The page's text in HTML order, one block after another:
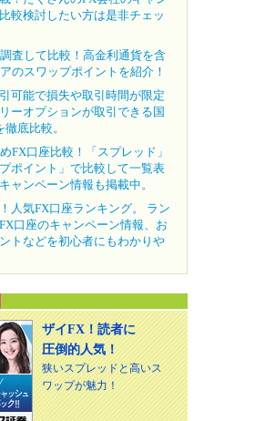
較検討したい方は是非チェッ
査して比較！高金利通貨を含
のスワップポイントを紹介！
可能で損失や取引時間が限定
ーオプションが取引できる国
底比較。
FX口座比較！「スプレッド」
ポイント」で比較して一覧表
ャンペーン情報も掲載中。
人気FX口座ランキング。 ラン
口座のキャンペーン情報、お
トなどを初心者にもわかりや
ザイFX！読者に
圧倒的人気！
狭いスプレッドと高いス
ワップが魅力！